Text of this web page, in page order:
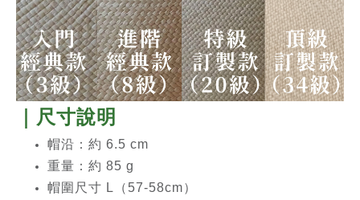
｜尺寸說明
帽沿：約 6.5 cm
重量：約 85 g
帽圍尺寸 L（57-58cm）